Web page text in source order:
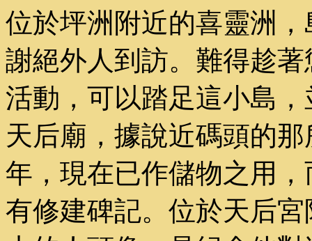
位於坪洲附近的喜靈洲
謝絕外人到訪。難得趁
活動，可以踏足這小島
天后廟，據說近碼頭的
年，現在已作儲物之用
有修建碑記。位於天后